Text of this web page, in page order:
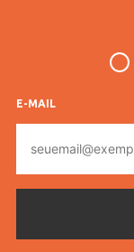
E-MAIL
mail